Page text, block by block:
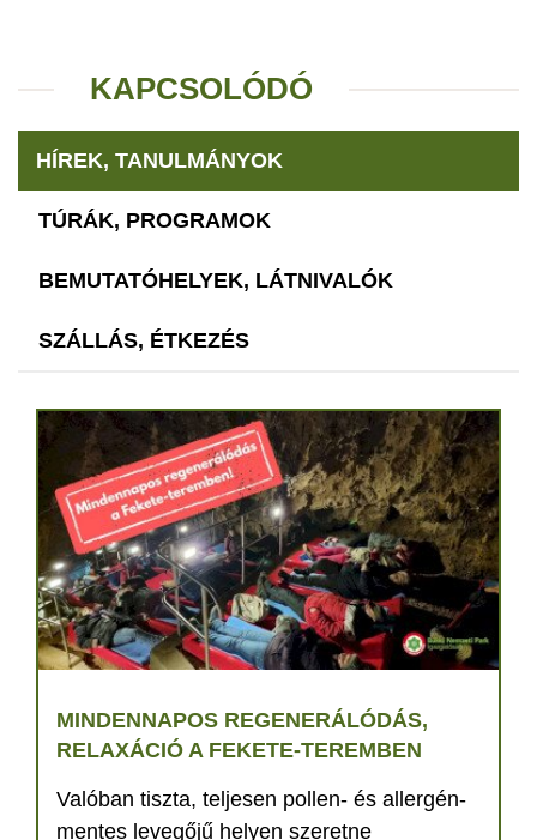
KAPCSOLÓDÓ
HÍREK, TANULMÁNYOK
TÚRÁK, PROGRAMOK
BEMUTATÓHELYEK, LÁTNIVALÓK
SZÁLLÁS, ÉTKEZÉS
MINDENNAPOS REGENERÁLÓDÁS,
RELAXÁCIÓ A FEKETE-TEREMBEN
Valóban tiszta, teljesen pollen- és allergén-
mentes levegőjű helyen szeretne